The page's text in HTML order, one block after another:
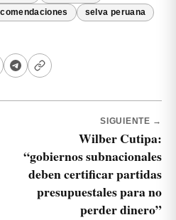
selva peruana
SIGUIENTE →
Wilber Cutipa:
“gobiernos subnacionales
deben certificar partidas
presupuestales para no
perder dinero”